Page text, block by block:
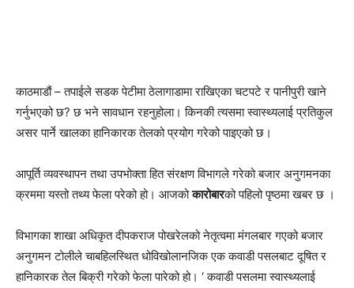
काठमाडौं – तपाईले सडक पेटीमा ठेलागाडामा राखिएका चटपटे र पानीपुरी खाने
गर्नुभएको छ? छ भने सावधान रहनुहोला। किनकी त्यसमा स्वास्थ्यलाई प्रतिकुल
असर पार्ने खालका हानिकारक तेलको प्रयोग गरेको पाइएको छ।
आपूर्ति व्यवस्थापन तथा उपभोक्ता हित संरक्षण विभागले गरेको बजार अनुगमनका
क्रममा यस्तो तथ्य फेला परेको हो। आजकोकारोबारको पहिलो पृष्ठमा खबर छ ।
विभागका शाखा अधिकृत दीपकराज पोखरेलको नेतृत्वमा मंगलबार गएको बजार
अनुगमन टोलीले चाबहिलस्थित धोविखोलानजिक एक कवाडी पसलबाट दूषित र
हानिकारक तेल बिक्री गरेको फेला पारेको हो। ‘ कवाडी पसलमा स्वास्थ्यलाई